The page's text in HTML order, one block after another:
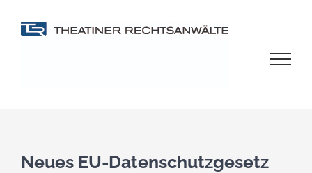
Inhalt
Neues EU-Datenschutzgesetz